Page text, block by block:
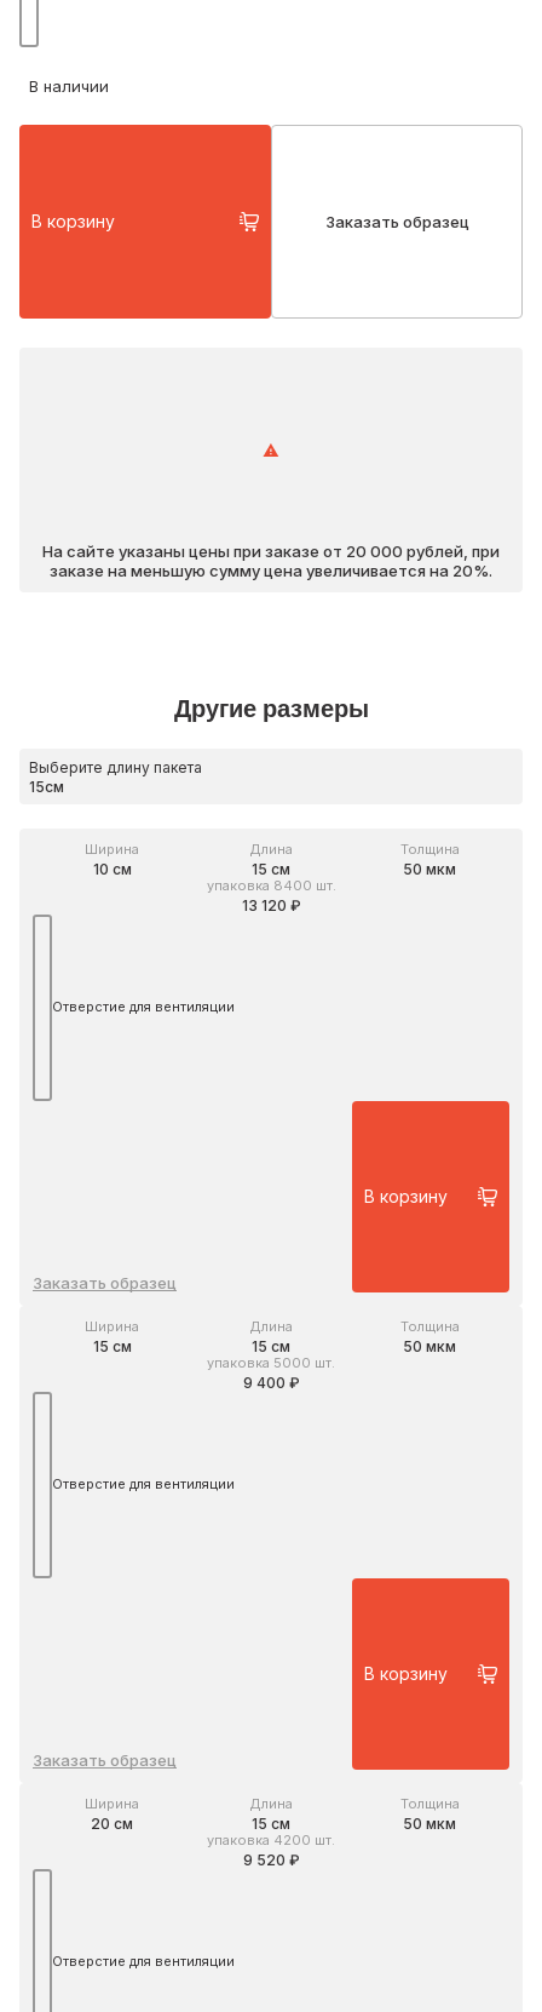
В наличии
В корзину Заказать образец
На сайте указаны цены при заказе от 20 000 рублей, при
заказе на меньшую сумму цена увеличивается на 20%.
Другие размеры
Выберите длину пакета
Ширина
10 см
Длина
15 см
Толщина
50 мкм
упаковка 8400 шт.
13 120 ₽
Отверстие для вентиляции
Заказать образец
В корзину
Ширина
15 см
Длина
15 см
Толщина
50 мкм
упаковка 5000 шт.
9 400 ₽
Отверстие для вентиляции
Заказать образец
В корзину
Ширина
20 см
Длина
15 см
Толщина
50 мкм
упаковка 4200 шт.
9 520 ₽
Отверстие для вентиляции